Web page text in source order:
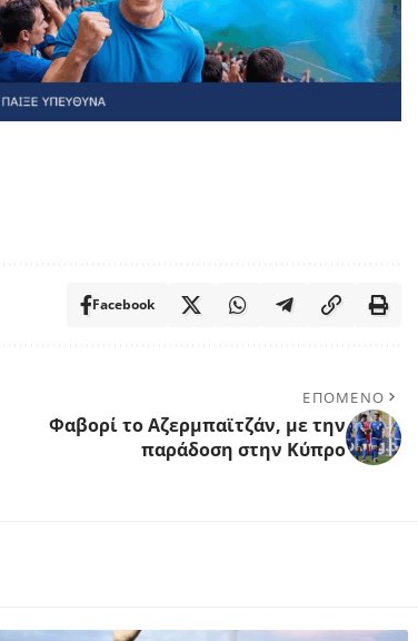
Facebook
ΕΠΟΜΕΝΟ
Φαβορί το Αζερμπαϊτζάν, με την
παράδοση στην Κύπρο